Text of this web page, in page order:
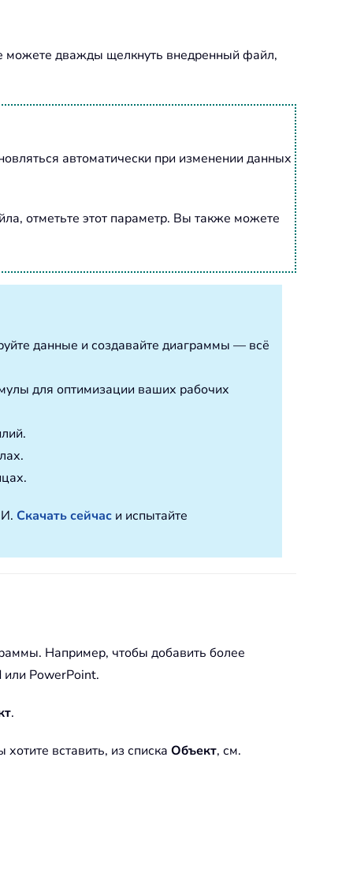
можете дважды щелкнуть внедренный файл,
автоматически при изменении данных
отметьте этот параметр. Вы также можете
данные и создавайте диаграммы — всё
для оптимизации ваших рабочих
Скачать сейчас и испытайте
Например, чтобы добавить более
PowerPoint.
.
вставить, из списка Объект, см.